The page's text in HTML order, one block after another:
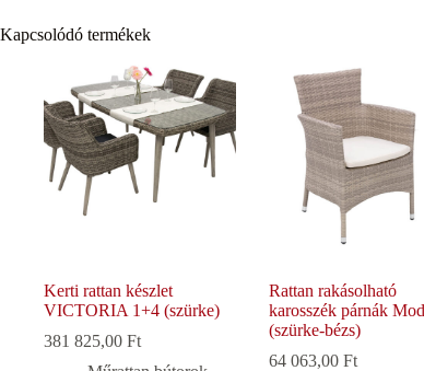
Kapcsolódó termékek
Kerti rattan készlet
VICTORIA 1+4 (szürke)
381 825,00 Ft
Rattan rakásolható
karosszék párnák
(szürke-bézs)
64 063,00Ft